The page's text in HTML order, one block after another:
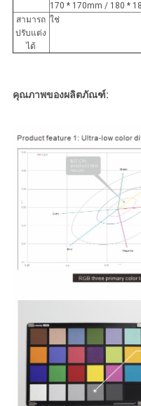
170 * 170mm / 180 *
สามารถ
ปรับแต่ง
ได้
ใช่
คุณภาพของผลิตภัณฑ์: